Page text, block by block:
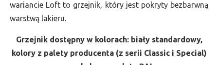
wariancie Loft to grzejnik, który jest pokryty bezbarwną
warstwą lakieru.
Grzejnik dostępny w kolorach: biały standardowy,
kolory z palety producenta (z serii Classic i Special)